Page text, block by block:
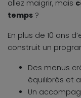
allez maigrir, mais
temps ?
En plus de 10 ans
construit un
Des menus
équilibrés et
Un